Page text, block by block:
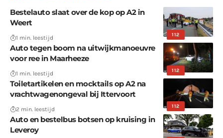
112
Bestelauto slaat over de kop op A2 in
Weert
1 min. leestijd
112
Auto tegen boom na uitwijkmanoeuvre
voor ree in Maarheeze
1 min. leestijd
112
Toiletartikelen en mocktails op A2 na
vrachtwagenongeval bij Ittervoort
2 min. leestijd
Auto en bestelbus botsen op kruising in
Leveroy